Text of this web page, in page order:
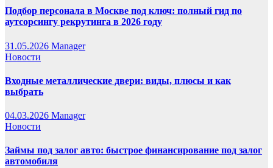
Подбор персонала в Москве под ключ: полный гид по
аутсорсингу рекрутинга в 2026 году
31.05.2026 Manager
Новости
Входные металлические двери: виды, плюсы и как
выбрать
04.03.2026 Manager
Новости
Займы под залог авто: быстрое финансирование под залог
автомобиля